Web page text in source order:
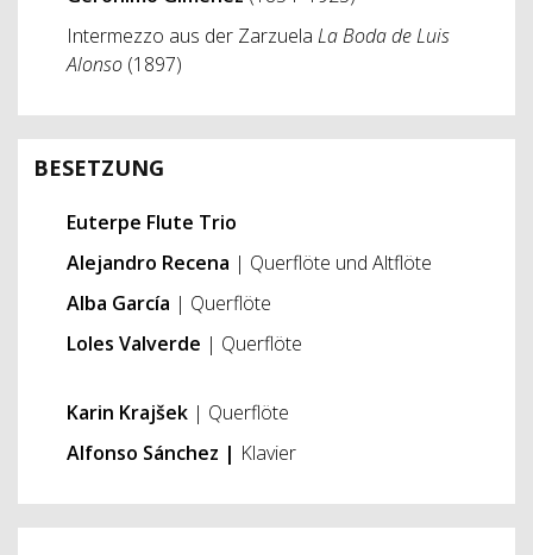
Intermezzo aus der Zarzuela La Boda de Luis
Alonso (1897)
BESETZUNG
Euterpe Flute Trio
Alejandro Recena | Querflöte und Altflöte
Alba García | Querflöte
Loles Valverde | Querflöte
Karin Krajšek | Querflöte
Alfonso Sánchez | Klavier